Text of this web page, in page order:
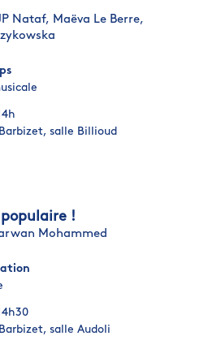
Nataf, Maëva Le Berre,
salle Billioud
!
Mohammed
salle Audoli